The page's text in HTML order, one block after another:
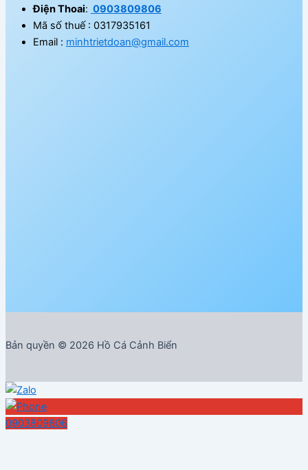
Điện Thoai: 0903809806
Mã số thuế : 0317935161
Email : minhtrietdoan@gmail.com
Bản quyền © 2026 Hồ Cá Cảnh Biển
0903809806